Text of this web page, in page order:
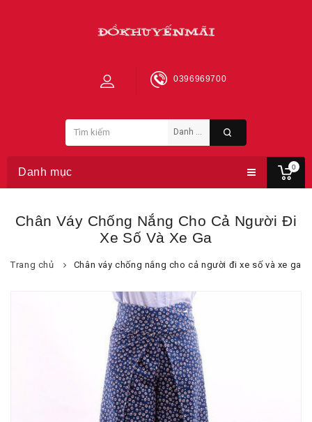
0
0396969700
Danh mục
Chân Váy Chống Nắng Cho Cả Người Đi
Xe Số Và Xe Ga
Trang chủ Chân váy chống nắng cho cả người đi xe số và xe ga